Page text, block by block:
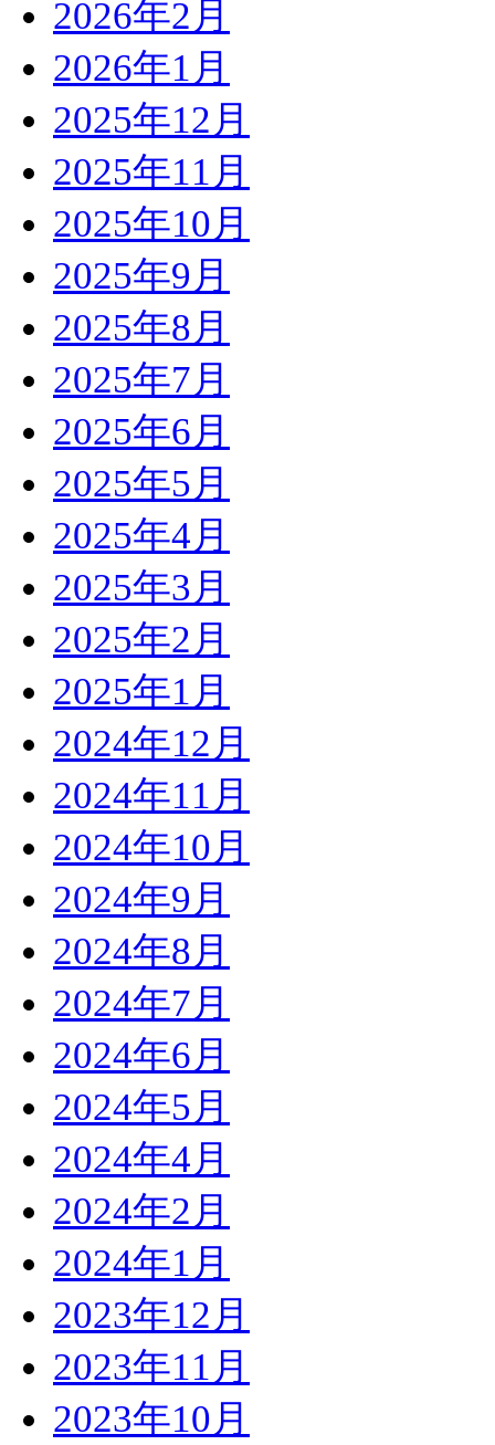
2026年2月
2026年1月
2025年12月
2025年11月
2025年10月
2025年9月
2025年8月
2025年7月
2025年6月
2025年5月
2025年4月
2025年3月
2025年2月
2025年1月
2024年12月
2024年11月
2024年10月
2024年9月
2024年8月
2024年7月
2024年6月
2024年5月
2024年4月
2024年2月
2024年1月
2023年12月
2023年11月
2023年10月